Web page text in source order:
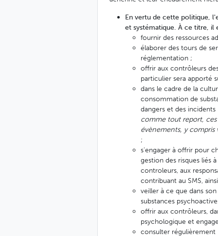
En vertu de cette politique,
et systématique. À ce titre, il
fournir des ressources
élaborer des tours de
réglementation ;
offrir aux contrôleurs
particulier sera apporté
dans le cadre de la
consommation de
dangers et des
comme tout report, ces
évènements, y compris
;
s'engager à offrir pour
gestion des risques liés
controleurs, aux
contribuant au SMS,
veiller à ce que dans
substances
offrir aux contrôleurs,
psychologique et
consulter régulièrement